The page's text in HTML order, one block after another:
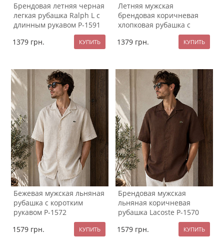
Брендовая летняя черная
легкая рубашка Ralph L с
длинным рукавом Р-1591
1379 грн.
Летняя мужская
брендовая коричневая
хлопковая рубашка с
длинным рукавом Р-1590
1379 грн.
Бежевая мужская льняная
рубашка с коротким
рукавом Р-1572
1579 грн.
Брендовая мужская
льняная коричневая
рубашка Lacoste Р-1570
1579 грн.